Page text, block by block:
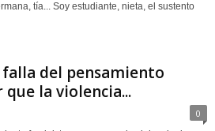
tía... Soy estudiante, nieta, el sustento
falla del pensamiento
la violencia...
0